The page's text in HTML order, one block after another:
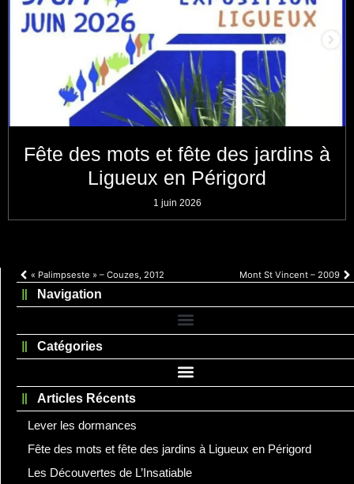
Fête des mots et fête des jardins à
Ligueux en Périgord
1 juin 2026
« Palimpseste » – Couzes, 2012 Mont St Vincent – 2009
Navigation
Catégories
Articles Récents
Lever les dormances
Fête des mots et fête des jardins à Ligueux en Périgord
Les Découvertes de L’Insatiable